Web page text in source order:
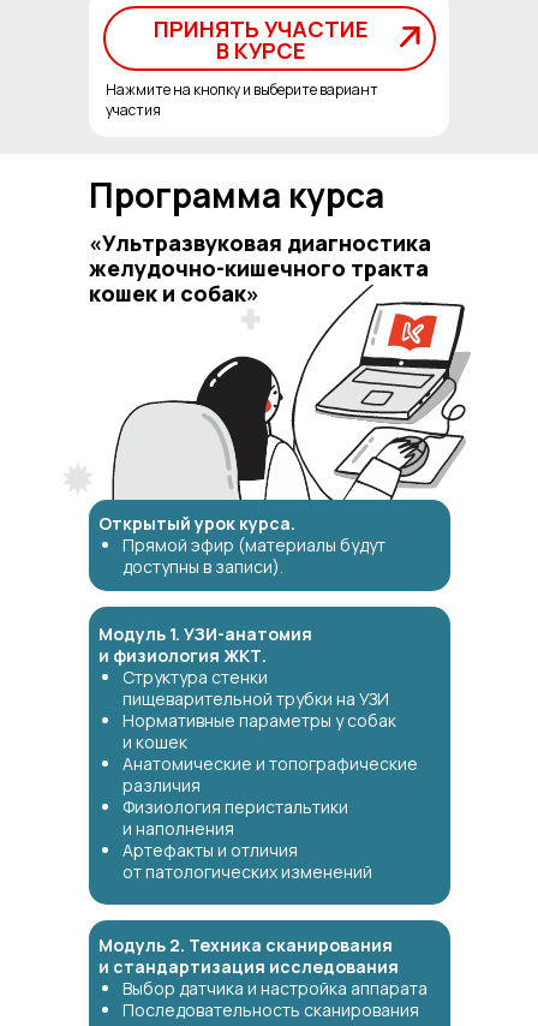
ПРИНЯТЬ УЧАСТИЕ
В КУРСЕ
ПРИНЯТЬ УЧАСТИЕ
В КУРСЕ
Нажмите на кнопку и выберите вариант
участия
Программа курса
«Ультразвуковая диагностика
желудочно-кишечного тракта
кошек и собак»
Модуль 2. Техника сканирования
и стандартизация исследования
Выбор датчика и настройка аппарата
Последовательность сканирования
Открытый урок курса.
Прямой эфир (материалы будут
доступны в записи).
Модуль 1. УЗИ-анатомия
и физиология ЖКТ.
Структура стенки
пищеварительной трубки на УЗИ
Нормативные параметры у собак
и кошек
Анатомические и топографические
различия
Физиология перистальтики
и наполнения
Артефакты и отличия
от патологических изменений